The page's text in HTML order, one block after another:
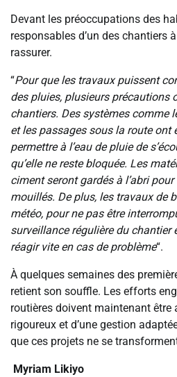
Devant les préoccupations des
responsables d’un des chantiers
rassurer.
“Pour que les travaux puissent
des pluies, plusieurs précautions
chantiers. Des systèmes comme
et les passages sous la route ont
permettre à l’eau de pluie de
qu’elle ne reste bloquée. Les
ciment seront gardés à l’abri
mouillés. De plus, les travaux de
météo, pour ne pas être
surveillance régulière du chantier
réagir vite en cas de problème“.
À quelques semaines des
retient son souffle. Les efforts
routières doivent maintenant être
rigoureux et d’une gestion
que ces projets ne se
Myriam Likiyo